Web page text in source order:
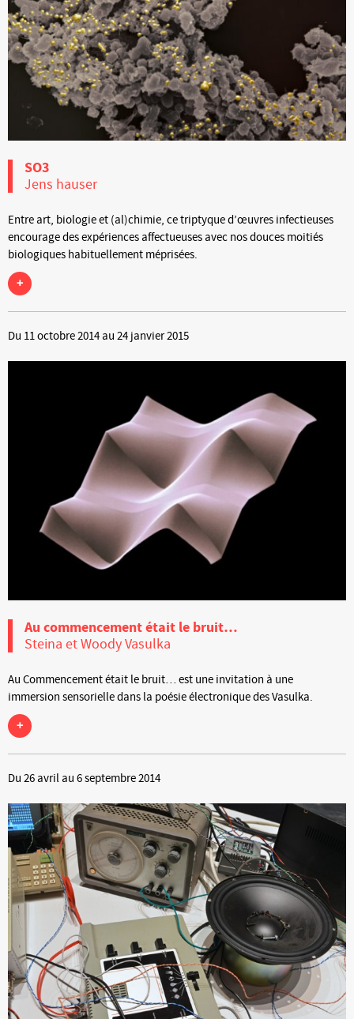
SO3
Jens hauser
Entre art, biologie et (al)chimie, ce triptyque d’œuvres infectieuses
encourage des expériences affectueuses avec nos douces moitiés
biologiques habituellement méprisées.
+
Du 11 octobre 2014 au 24 janvier 2015
Au commencement était le bruit…
Steina et Woody Vasulka
Au Commencement était le bruit… est une invitation à une
immersion sensorielle dans la poésie électronique des Vasulka.
+
Du 26 avril au 6 septembre 2014